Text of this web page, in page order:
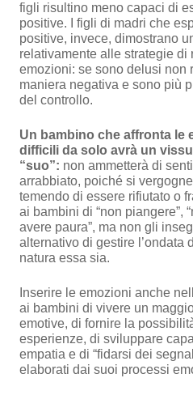
figli risultino meno capaci di
positive. I figli di madri che
positive, invece, dimostrano
relativamente alle strategie di
emozioni: se sono delusi non
maniera negativa e sono più
del controllo.
Un bambino che affronta le
difficili da solo avrà un
“suo”: non ammetterà di
arrabbiato, poiché si
temendo di essere rifiutato o
ai bambini di “non piangere”,
avere paura”, ma non gli
alternativo di gestire l’ondata
natura essa sia.
Inserire le emozioni anche
ai bambini di vivere un
emotive, di fornire la
esperienze, di sviluppare
empatia e di “fidarsi dei
elaborati dai suoi processi